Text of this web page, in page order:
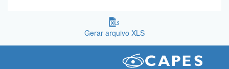
Gerar arquivo XLS